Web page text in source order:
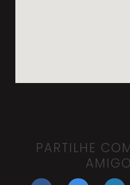
PARTILHE